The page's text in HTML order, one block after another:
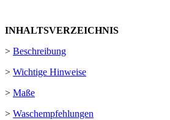
INHALTSVERZEICHNIS
> Beschreibung
> Wichtige Hinweise
> Maße
> Waschempfehlungen